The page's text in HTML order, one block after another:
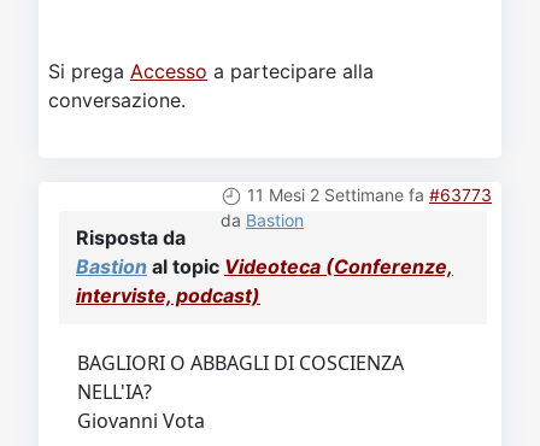
Si prega Accesso a partecipare alla
conversazione.
11 Mesi 2 Settimane fa #63773
da Bastion
Risposta da
Bastion al topic Videoteca (Conferenze,
interviste, podcast)
BAGLIORI O ABBAGLI DI COSCIENZA
NELL'IA?
Giovanni Vota